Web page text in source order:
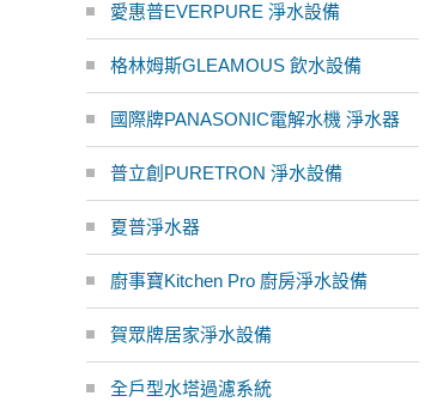
愛惠普EVERPURE 淨水設備
格林姆斯GLEAMOUS 飲水設備
國際牌PANASONIC電解水機 淨水器
普立創PURETRON 淨水設備
夏普淨水器
廚事寶Kitchen Pro 廚房淨水設備
賀眾牌居家淨水設備
全戶型水塔過濾系統